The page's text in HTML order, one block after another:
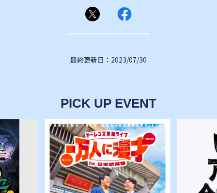
最終更新日：2023/07/30
PICK UP EVENT